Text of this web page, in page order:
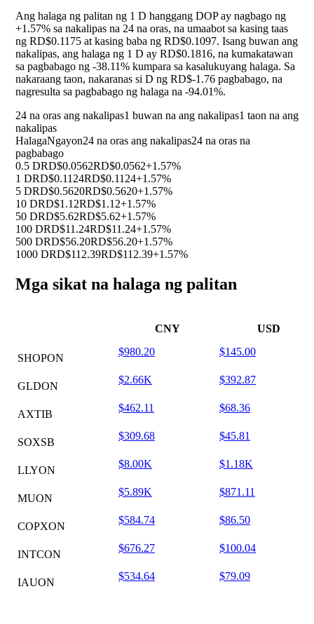
Ang halaga ng palitan ng 1 D hanggang DOP ay nagbago ng
+1.57% sa nakalipas na 24 na oras, na umaabot sa kasing taas
ng RD$0.1175 at kasing baba ng RD$0.1097. Isang buwan ang
nakalipas, ang halaga ng 1 D ay RD$0.1816, na kumakatawan
sa pagbabago ng -38.11% kumpara sa kasalukuyang halaga. Sa
nakaraang taon, nakaranas si D ng RD$-1.76 pagbabago, na
nagresulta sa pagbabago ng halaga na -94.01%.
24 na oras ang nakalipas1 buwan na ang nakalipas1 taon na ang
nakalipas
HalagaNgayon24 na oras ang nakalipas24 na oras na
pagbabago
0.5 DRD$0.0562RD$0.0562+1.57%
1 DRD$0.1124RD$0.1124+1.57%
5 DRD$0.5620RD$0.5620+1.57%
10 DRD$1.12RD$1.12+1.57%
50 DRD$5.62RD$5.62+1.57%
100 DRD$11.24RD$11.24+1.57%
500 DRD$56.20RD$56.20+1.57%
1000 DRD$112.39RD$112.39+1.57%
Mga sikat na halaga ng palitan
CNY USD
SHOPON
$980.20 $145.00
GLDON
$2.66K $392.87
AXTIB
$462.11 $68.36
SOXSB
$309.68 $45.81
LLYON
$8.00K $1.18K
MUON
$5.89K $871.11
COPXON
$584.74 $86.50
INTCON
$676.27 $100.04
IAUON
$534.64 $79.09